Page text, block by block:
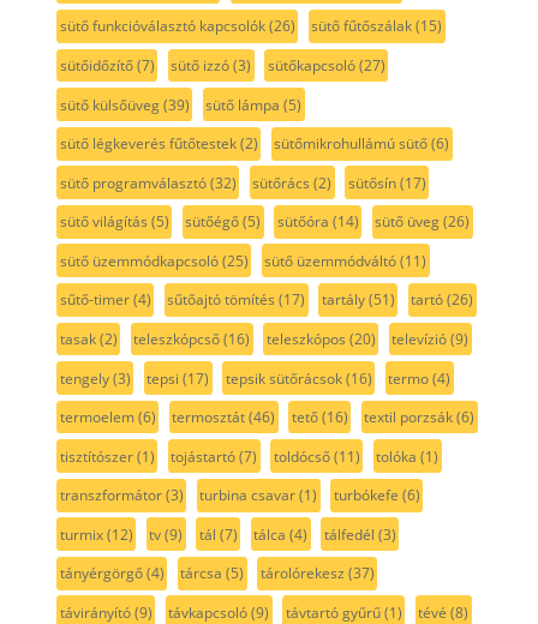
sütő funkcióválasztó kapcsolók(26) sütő fűtőszálak(15)
sütőidőzítő(7) sütő izzó(3) sütőkapcsoló(27)
sütő külsőüveg(39) sütő lámpa (5)
sütő légkeverés fűtőtestek(2) sütőmikrohullámú sütő(6)
sütő programválasztó(32) sütőrács (2) sütősín(17)
sütő világítás (5) sütőégő(5) sütőóra (14) sütő üveg(26)
sütő üzemmódkapcsoló(25) sütő üzemmódváltó(11)
sűtő-timer(4) sűtőajtó tömítés (17) tartály(51) tartó(26)
tasak(2) teleszkópcső(16) teleszkópos (20) televízió(9)
tengely(3) tepsi (17) tepsik sütőrácsok(16) termo(4)
termoelem(6) termosztát(46) tető(16) textil porzsák(6)
tisztítószer(1) tojástartó(7) toldócső(11) tolóka (1)
transzformátor(3) turbina csavar(1) turbókefe (6)
turmix(12) tv(9) tál (7) tálca (4) tálfedél (3)
tányérgörgő(4) tárcsa (5) tárolórekesz (37)
távirányító(9) távkapcsoló(9) távtartó gyűrű(1) tévé (8)